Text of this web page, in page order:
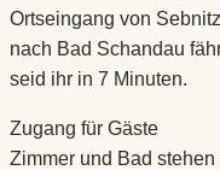
Ortseingang von
nach Bad Schandau
seid ihr in 7 Minuten.
Zugang für Gäste
Zimmer und Bad